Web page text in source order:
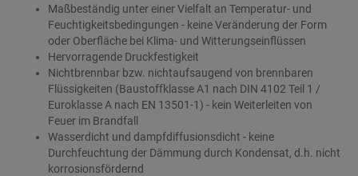
Maßbeständig unter einer Vielfalt an Temperatur- und
Feuchtigkeitsbedingungen - keine Veränderung der Form
oder Oberfläche bei Klima- und Witterungseinflüssen
Hervorragende Druckfestigkeit
Nichtbrennbar bzw. nichtaufsaugend von brennbaren
Flüssigkeiten (Baustoffklasse A1 nach DIN 4102 Teil 1 /
Euroklasse A nach EN 13501-1) - kein Weiterleiten von
Feuer im Brandfall
Wasserdicht und dampfdiffusionsdicht - keine
Durchfeuchtung der Dämmung durch Kondensat, d.h. nicht
korrosionsfördernd